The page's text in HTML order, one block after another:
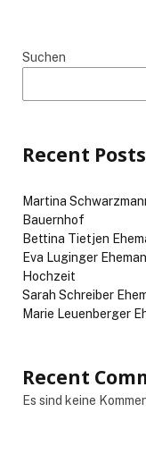
Suchen
Recent Posts
Martina
Bauernhof
Bettina Tietjen
Eva Luginger
Hochzeit
Sarah Schreiber
Marie Leuenberger
Recent
Es sind keine